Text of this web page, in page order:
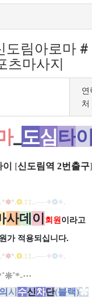
림아로마
츠마사지
연
처
_도심타이
이 [신도림역 2번출구]
.*✲*.❂.‡‡..── ✧❂✧.
사데 이 회원 이라고
가 적용되십니다.
.*✲*.❂.‡‡..── ✧❂✧.
···
시 수신차단(블랙)✿